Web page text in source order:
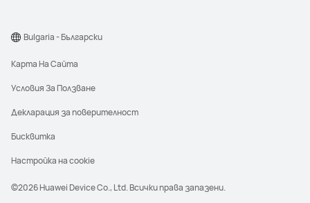
©2026 Huawei Device Co., Ltd. Всички права запазени.
Карта На Сайта
Условия За Ползване
Декларация за поверителност
Бисквитка
Настройка на cookie
Bulgaria - Български